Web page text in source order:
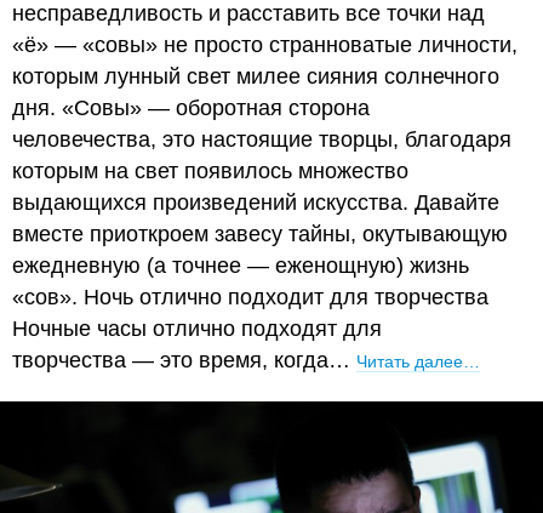
несправедливость и расставить все точки над
«ё» — «совы» не просто странноватые личности,
которым лунный свет милее сияния солнечного
дня. «Совы» — оборотная сторона
человечества, это настоящие творцы, благодаря
которым на свет появилось множество
выдающихся произведений искусства. Давайте
вместе приоткроем завесу тайны, окутывающую
ежедневную (а точнее — еженощную) жизнь
«сов». Ночь отлично подходит для творчества
Ночные часы отлично подходят для
творчества — это время, когда… Читать далее…